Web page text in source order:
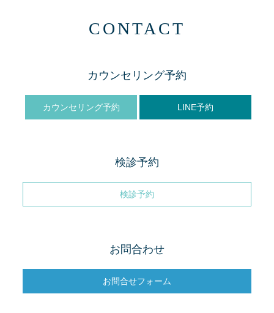
CONTACT
カウンセリング予約
カウンセリング予約 LINE予約
検診予約
検診予約
お問合わせ
お問合せフォーム